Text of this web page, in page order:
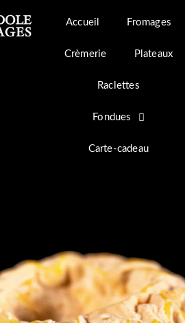
Accueil Fromages
Crèmerie Plateaux
Raclettes
Fondues
Carte-cadeau